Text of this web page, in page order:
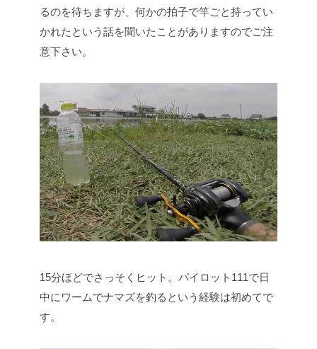
るのを待ちますが、何かの拍子で竿ごと持ってい
かれたという話を聞いたことがありますのでご注
意下さい。
15分ほどでさっそくヒット。パイロット111で日
中にワームでナマズを釣るという経験は初めてで
す。